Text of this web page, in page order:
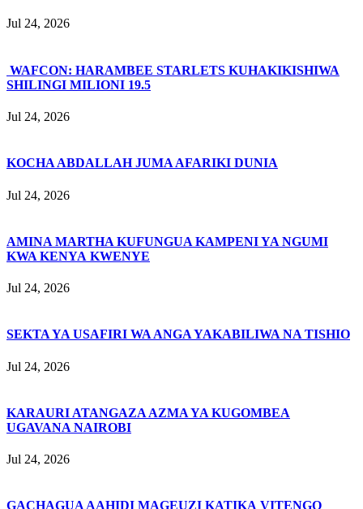
Jul 24, 2026
WAFCON: HARAMBEE STARLETS KUHAKIKISHIWA
SHILINGI MILIONI 19.5
Jul 24, 2026
KOCHA ABDALLAH JUMA AFARIKI DUNIA
Jul 24, 2026
AMINA MARTHA KUFUNGUA KAMPENI YA NGUMI
KWA KENYA KWENYE
Jul 24, 2026
SEKTA YA USAFIRI WA ANGA YAKABILIWA NA TISHIO
Jul 24, 2026
KARAURI ATANGAZA AZMA YA KUGOMBEA
UGAVANA NAIROBI
Jul 24, 2026
GACHAGUA AAHIDI MAGEUZI KATIKA VITENGO